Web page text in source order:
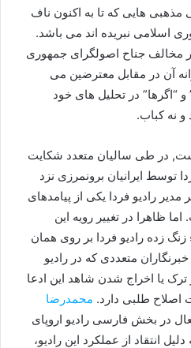
هایی که تا به اکنون ناف
اسلامی نبریده اند می باشد.
مخالف جناح اصولگرای جمهوری
آن در مقابل معترضین می
و “اگرها” در تحلیل های خود
نه کباب.
در طی سالیان متعدد شکایت
توسط ایرانیان برونمرزی نزد
رادیو فردا یکی از پیامدهای
ظاهرا در تغییر رویه این
زده رادیو فردا بر روی همان
متعددی که در رادیو
یا اخراج شدن شاهد این ادعا
اصلاح طلبی دارد. محمدرضا
در بخش فارسی رادیو اروپای
انتقاد از عملکرد این رادیو،